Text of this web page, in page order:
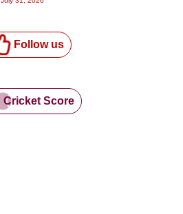
Follow us
Cricket Score